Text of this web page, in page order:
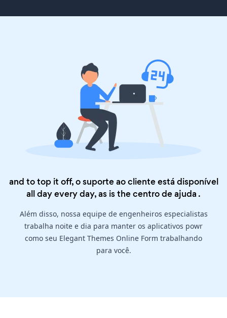
and to top it off, o suporte ao cliente está disponível
all day every day, as is thecentro de ajuda .
Além disso, nossa equipe de engenheiros especialistas
trabalha noite e dia para manter os aplicativos powr
como seu Elegant Themes Online Form trabalhando
para você.